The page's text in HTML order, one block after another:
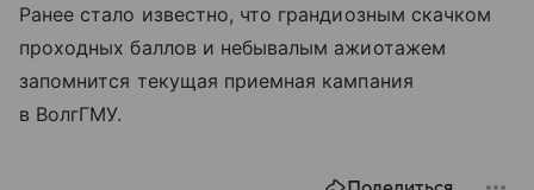
Ранее стало известно, что грандиозным скачком
проходных баллов и небывалым ажиотажем
запомнится текущая приемная кампания
в ВолгГМУ.